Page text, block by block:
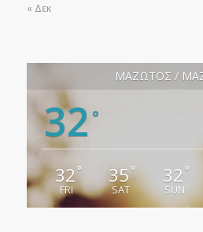
« Δεκ
ΜΑΖΩΤΟΣ /
32 °
32°
FRI
35°
SAT
32 °
SUN